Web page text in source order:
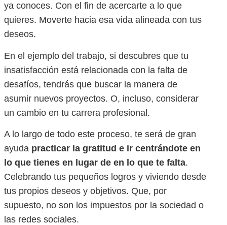
ya conoces. Con el fin de acercarte a lo que
quieres. Moverte hacia esa vida alineada con tus
deseos.
En el ejemplo del trabajo, si descubres que tu
insatisfacción está relacionada con la falta de
desafíos, tendrás que buscar la manera de
asumir nuevos proyectos. O, incluso, considerar
un cambio en tu carrera profesional.
A lo largo de todo este proceso, te será de gran
ayuda practicar la gratitud e ir centrándote en
lo que tienes en lugar de en lo que te falta.
Celebrando tus pequeños logros y viviendo desde
tus propios deseos y objetivos. Que, por
supuesto, no son los impuestos por la sociedad o
las redes sociales.